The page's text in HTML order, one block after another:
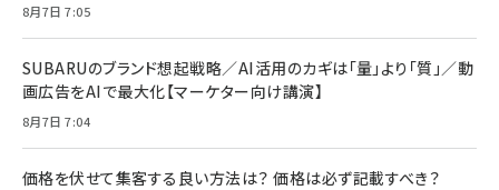
8月7日 7:05
SUBARUのブランド想起戦略／AI活用のカギは「量」より「質」／動
画広告をAIで最大化【マーケター向け講演】
8月7日 7:04
価格を伏せて集客する良い方法は？ 価格は必ず記載すべき？